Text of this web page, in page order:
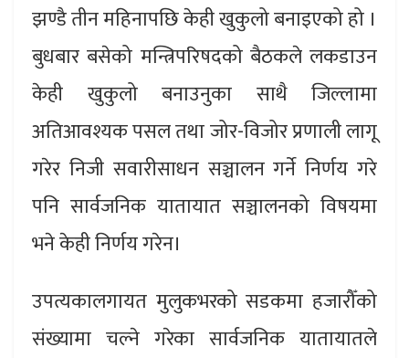
झण्डै तीन महिनापछि केही खुकुलो बनाइएको हो ।
बुधबार बसेको मन्त्रिपरिषदको बैठकले लकडाउन
केही खुकुलो बनाउनुका साथै जिल्लामा
अतिआवश्यक पसल तथा जोर-विजोर प्रणाली लागू
गरेर निजी सवारीसाधन सञ्चालन गर्ने निर्णय गरे
पनि सार्वजनिक यातायात सञ्चालनको विषयमा
भने केही निर्णय गरेन।
उपत्यकालगायत मुलुकभरको सडकमा हजारौँको
संख्यामा चल्ने गरेका सार्वजनिक यातायातले